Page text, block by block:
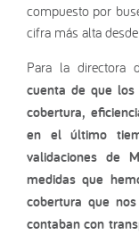
compuesto por
cifra más alta
Para la directora
cuenta de que
cobertura,
en el último
validaciones de
medidas que
cobertura que
contaban con